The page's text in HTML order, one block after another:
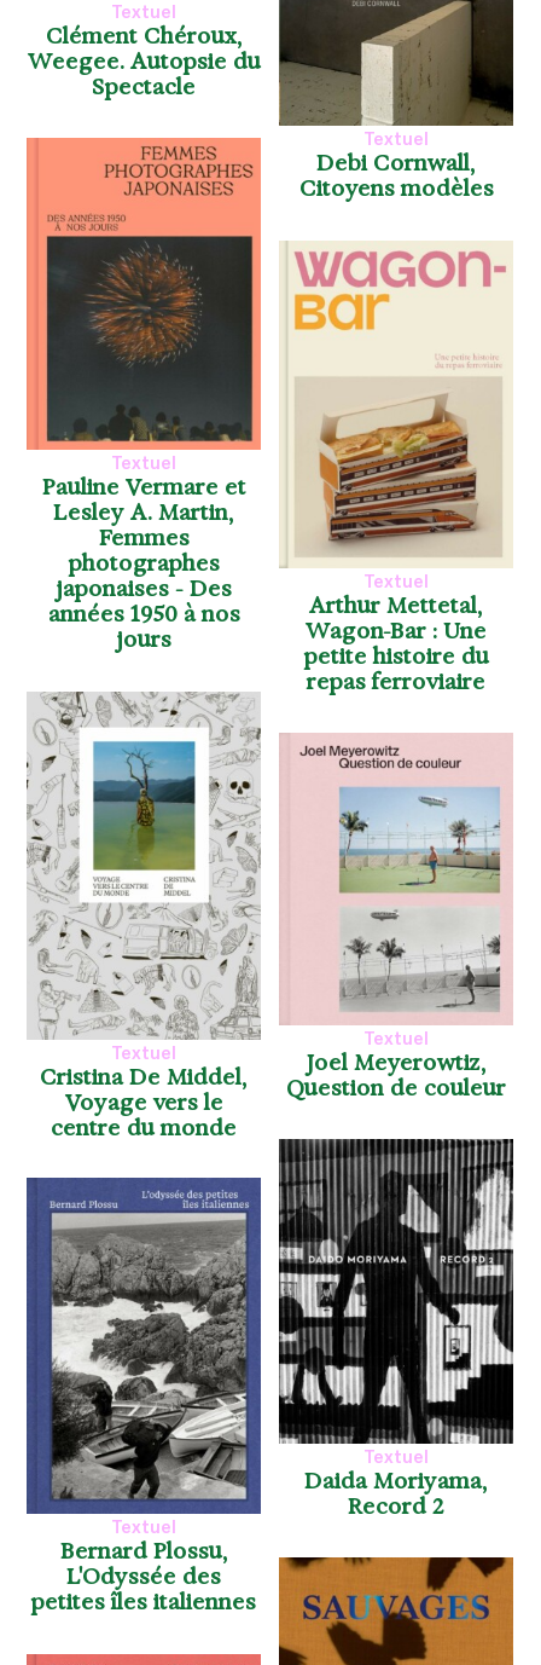
Textuel
Clément Chéroux,
Weegee. Autopsie du
Spectacle
Textuel
Debi Cornwall,
Citoyens modèles
Textuel
Pauline Vermare et
Lesley A. Martin,
Femmes
photographes
japonaises - Des
années 1950 à nos
jours
Textuel
Arthur Mettetal,
Wagon-Bar : Une
petite histoire du
repas ferroviaire
Textuel
Cristina De Middel,
Voyage vers le
centre du monde
Textuel
Joel Meyerowtiz,
Question de couleur
Textuel
Daida Moriyama,
Record 2
Textuel
Bernard Plossu,
L'Odyssée des
petites îles italiennes